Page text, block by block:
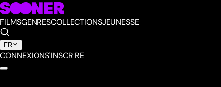
FILMSGENRESCOLLECTIONSJEUNESSE
FR
CONNEXIONS'INSCRIRE